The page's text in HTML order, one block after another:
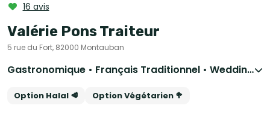
16 avis
Valérie Pons Traiteur
5 rue du Fort, 82000 Montauban
Gastronomique • Français Traditionnel • Wedding Cake • Espagnol
Option Halal 🥩 Option Végétarien 🥦